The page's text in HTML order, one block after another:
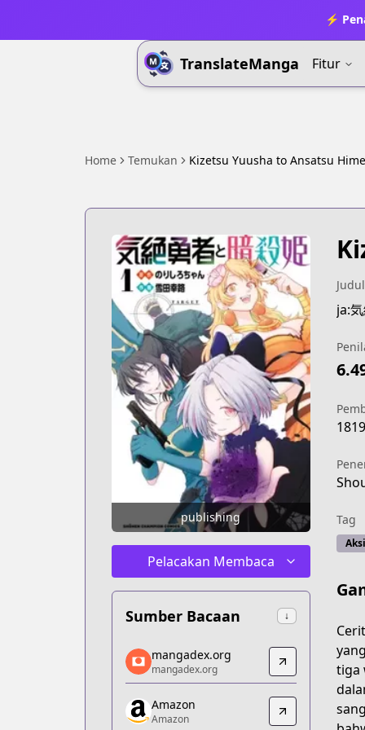
⚡
TranslateManga Fitur
Home Temukan Kizetsu Yuusha to Ansatsu Hime
publishing
Pelacakan Membaca
Sumber Bacaan ↓
mangadex.org
mangadex.org
https://mangadex.org/title/d5c321e4-
Amazon
mangadex.org
mangadex.org
Amazon
Amazon
ja:
1819
Tag
Aksi
tiga